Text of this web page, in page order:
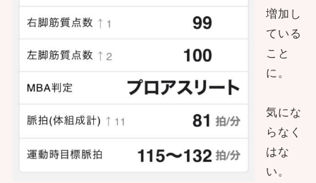
増加し
ている
こと
に。
気にな
らなく
はな
い。